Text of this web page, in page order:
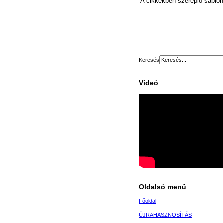
Keresés
Videó
Oldalsó menü
Főoldal
ÚJRAHASZNOSÍTÁS